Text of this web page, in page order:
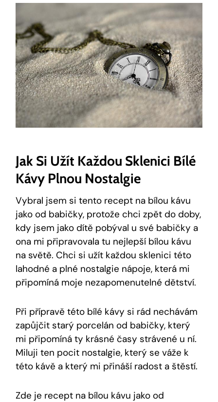
Jak Si Užít Každou Sklenici Bílé
Kávy Plnou Nostalgie
Vybral jsem si tento recept na bílou kávu
jako od babičky, protože chci zpět do doby,
kdy jsem jako dítě pobýval u své babičky a
ona mi připravovala tu nejlepší bílou kávu
na světě. Chci si užít každou sklenici této
lahodné a plné nostalgie nápoje, která mi
připomíná moje nezapomenutelné dětství.
Při přípravě této bílé kávy si rád nechávám
zapůjčit starý porcelán od babičky, který
mi připomíná ty krásné časy strávené u ní.
Miluji ten pocit nostalgie, který se váže k
této kávě a který mi přináší radost a štěstí.
Zde je recept na bílou kávu jako od